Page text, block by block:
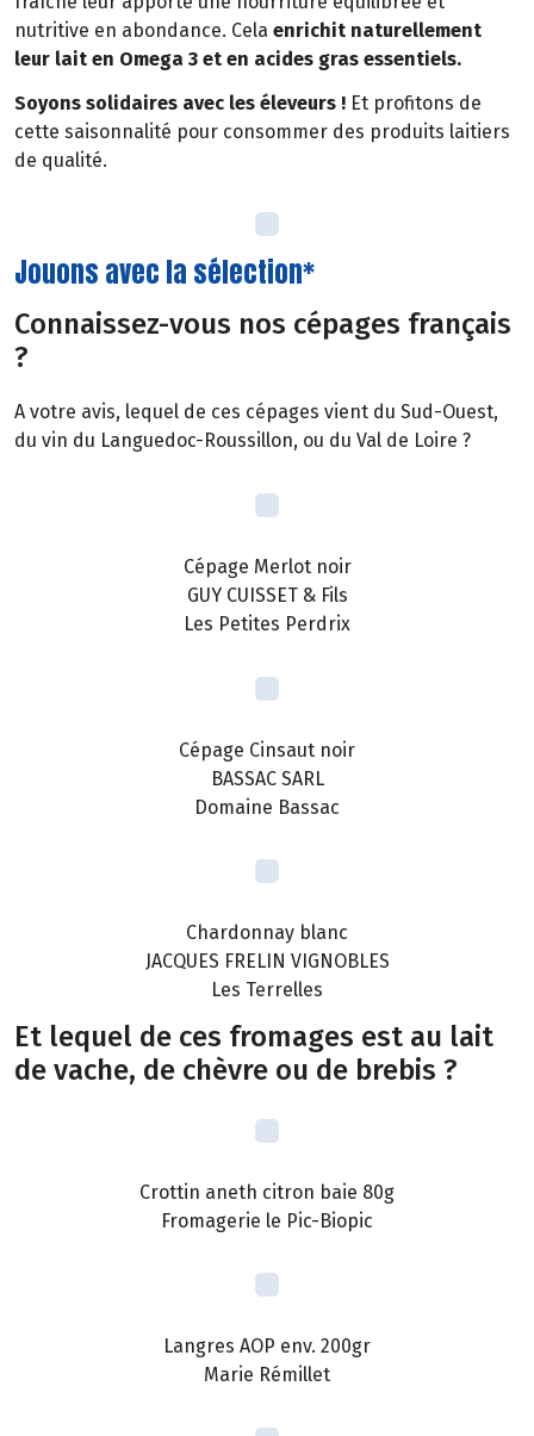
nutritive en abondance. Cela enrichit naturellement
leur lait en Omega 3 et en acides gras essentiels.
Soyons solidaires avec les éleveurs ! Et profitons de
cette saisonnalité pour consommer des produits laitiers
de qualité.
Jouons avec la sélection*
Connaissez-vous nos cépages français
?
A votre avis, lequel de ces cépages vient du Sud-Ouest,
du vin du Languedoc-Roussillon, ou du Val de Loire ?
Cépage Merlot noir
GUY CUISSET & Fils
Les Petites Perdrix
Cépage Cinsaut noir
BASSAC SARL
Domaine Bassac
Chardonnay blanc
JACQUES FRELIN VIGNOBLES
Les Terrelles
Et lequel de ces fromages est au lait
de vache, de chèvre ou de brebis ?
Crottin aneth citron baie 80g
Fromagerie le Pic-Biopic
Langres AOP env. 200gr
Marie Rémillet